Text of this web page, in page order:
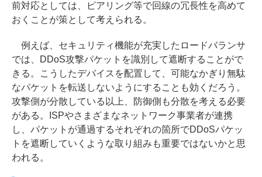
前対応としては、ピアリング等で回線の冗長性を高めて
おくことが策として考えられる。
例えば、セキュリティ機能が充実したロードバランサ
では、DDoS攻撃パケットを識別して遮断することがで
きる。こうしたデバイスを配置して、可能なかぎり無駄
なパケットを転送しないようにすることも効くだろう。
攻撃側が分散している以上、防御側も分散を考える必要
がある。ISPやさまざまなネットワーク事業者が連携
し、パケットが通過するそれぞれの箇所でDDoSパケッ
トを遮断していくような取り組みも重要ではないかと思
われる。